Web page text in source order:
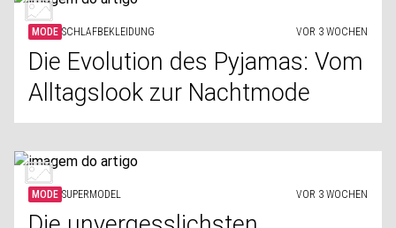
MODE SCHLAFBEKLEIDUNG VOR 3 WOCHEN
Die Evolution des Pyjamas: Vom
Alltagslook zur Nachtmode
MODE SUPERMODEL VOR 3 WOCHEN